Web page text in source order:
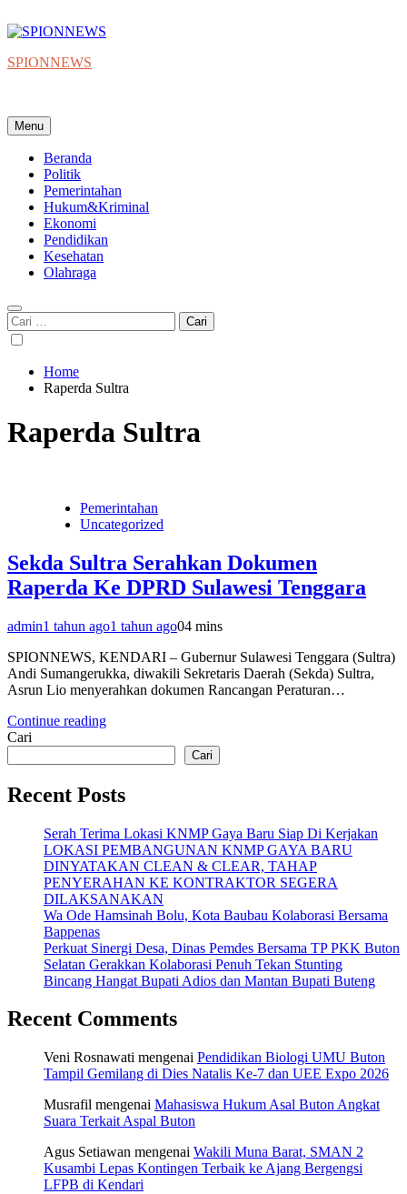
to
SPIONNEWS
Menu
Beranda
Politik
Pemerintahan
Hukum&Kriminal
Ekonomi
Pendidikan
Kesehatan
Olahraga
Cari
untuk:
Home
Raperda Sultra
Raperda Sultra
Pemerintahan
Uncategorized
Sekda Sultra Serahkan Dokumen
Raperda Ke DPRD Sulawesi Tenggara
admin1 tahun ago1 tahun ago04 mins
SPIONNEWS, KENDARI – Gubernur Sulawesi Tenggara (Sultra)
Andi Sumangerukka, diwakili Sekretaris Daerah (Sekda) Sultra,
Asrun Lio menyerahkan dokumen Rancangan Peraturan…
Continue reading
Cari
Cari
Recent Posts
Serah Terima Lokasi KNMP Gaya Baru Siap Di Kerjakan
LOKASI PEMBANGUNAN KNMP GAYA BARU
DINYATAKAN CLEAN & CLEAR, TAHAP
PENYERAHAN KE KONTRAKTOR SEGERA
DILAKSANAKAN
Wa Ode Hamsinah Bolu, Kota Baubau Kolaborasi Bersama
Bappenas
Perkuat Sinergi Desa, Dinas Pemdes Bersama TP PKK Buton
Selatan Gerakkan Kolaborasi Penuh Tekan Stunting
Bincang Hangat Bupati Adios dan Mantan Bupati Buteng
Recent Comments
Veni Rosnawati mengenai Pendidikan Biologi UMU Buton
Tampil Gemilang di Dies Natalis Ke-7 dan UEE Expo 2026
Musrafil mengenai Mahasiswa Hukum Asal Buton Angkat
Suara Terkait Aspal Buton
Agus Setiawan mengenai Wakili Muna Barat, SMAN 2
Kusambi Lepas Kontingen Terbaik ke Ajang Bergengsi
LFPB di Kendari